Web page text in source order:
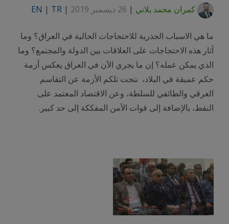
كمران محمد بلاني | 26 ديسمبر 2019 |
EN | TR
ما هي الاسباب الجذرية للاحتجاجات الحالية في العراق؟ وما
آثار هذه الاحتجاجات على العلاقات بين الدولة والمجتمع؟ وما
الذي يمكن عمله؟ إن ما يجري الآن في العراق يعكس أزمة
حكم عميقة في البلاد، نتجت تلكم الأزمة عن التقاسم
العرقي والطائفي للسلطة، وعن الاقتصاد المعتمد على
النفط، بالإضافة إلى قوات الأمن المفككة إلى حد كبير.